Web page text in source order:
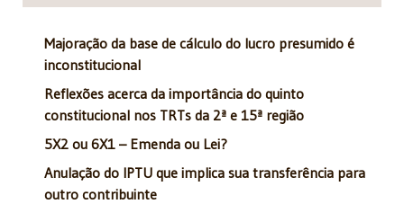
Majoração da base de cálculo do lucro presumido é
inconstitucional
Reflexões acerca da importância do quinto
constitucional nos TRTs da 2ª e 15ª região
5X2 ou 6X1 – Emenda ou Lei?
Anulação do IPTU que implica sua transferência para
outro contribuinte